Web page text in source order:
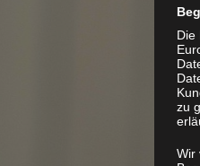
Die
zu
Wir